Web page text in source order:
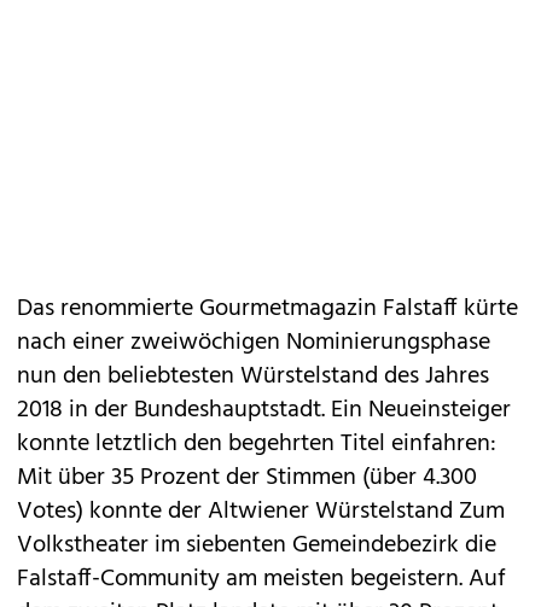
Das renommierte Gourmetmagazin Falstaff kürte
nach einer zweiwöchigen Nominierungsphase
nun den beliebtesten Würstelstand des Jahres
2018 in der Bundeshauptstadt. Ein Neueinsteiger
konnte letztlich den begehrten Titel einfahren:
Mit über 35 Prozent der Stimmen (über 4.300
Votes) konnte der Altwiener Würstelstand Zum
Volkstheater im siebenten Gemeindebezirk die
Falstaff-Community am meisten begeistern. Auf